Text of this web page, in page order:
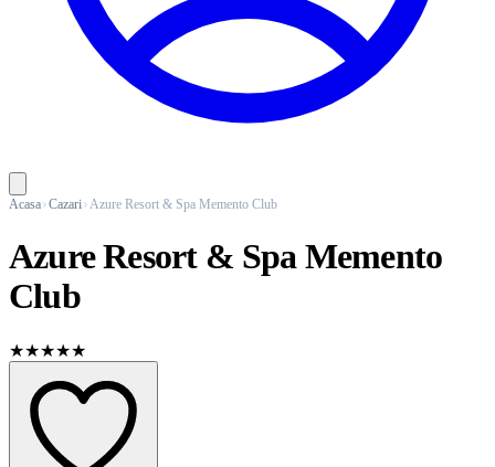
Acasa Cazari Azure Resort & Spa Memento Club
Azure Resort & Spa Memento
Club
★★★★★